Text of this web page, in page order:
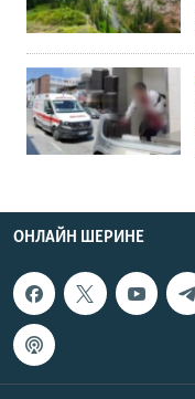
ОНЛАЙН ШЕРИНЕ